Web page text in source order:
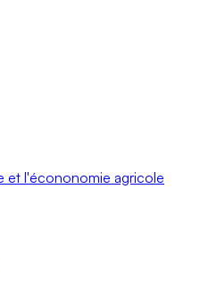
et l'écononomie agricole